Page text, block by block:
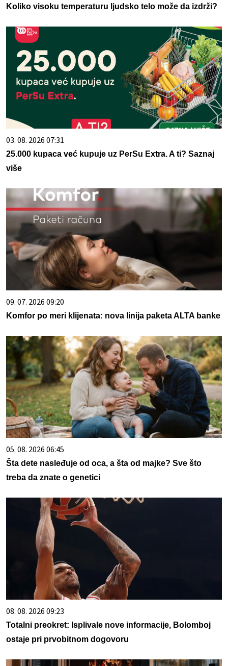
Koliko visoku temperaturu ljudsko telo može da izdrži?
03. 08. 2026 07:31
25.000 kupaca već kupuje uz PerSu Extra. A ti? Saznaj
više
09. 07. 2026 09:20
Komfor po meri klijenata: nova linija paketa ALTA banke
05. 08. 2026 06:45
Šta dete nasleđuje od oca, a šta od majke? Sve što
treba da znate o genetici
08. 08. 2026 09:23
Totalni preokret: Isplivale nove informacije, Bolomboj
ostaje pri prvobitnom dogovoru